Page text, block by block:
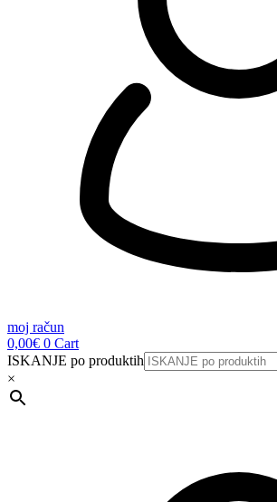
moj račun
0,00€ 0 Cart
ISKANJE po produktih
×